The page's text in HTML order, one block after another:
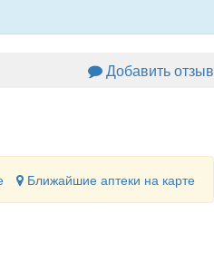
Добавить отзыв
Ближайшие аптеки на карте